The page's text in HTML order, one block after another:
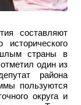
составляют
страны в
один из
района
пользуются
округа и